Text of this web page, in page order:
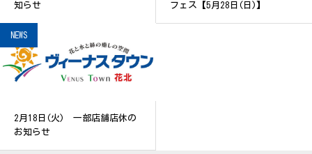
知らせ
フェス【5月28日(日)】
NEWS
2月18日(火) 一部店舗店休の
お知らせ